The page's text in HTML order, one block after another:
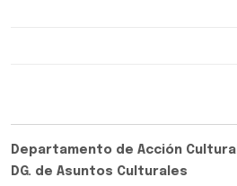
Departamento de Acción Cultural
DG. de Asuntos Culturales